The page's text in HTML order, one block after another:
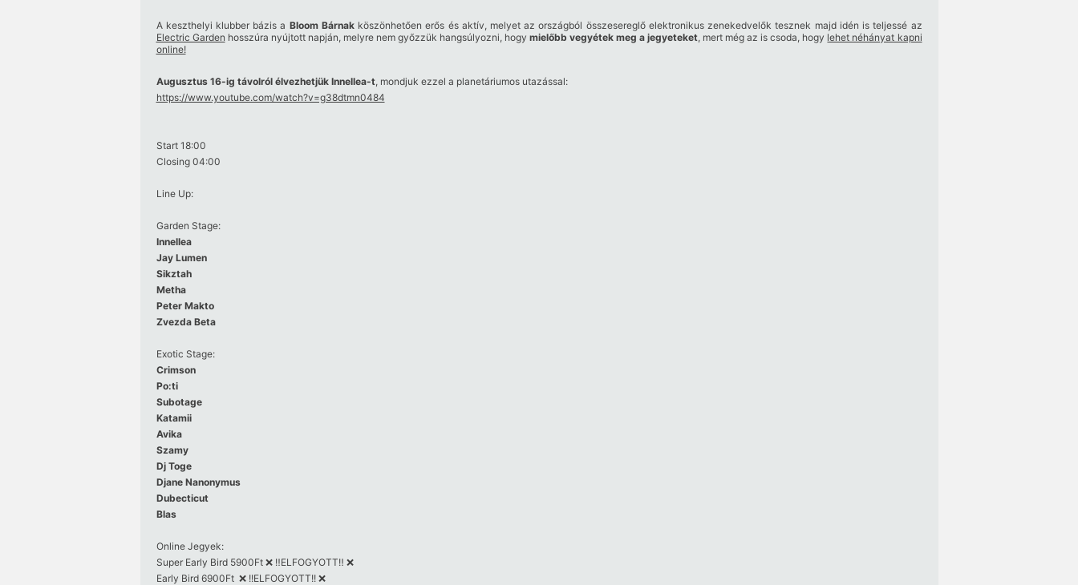
A keszthelyi klubber bázis a Bloom Bárnakköszönhetően erős és aktív, melyet az országból összesereglő elektronikus zenekedvelők tesznek majd idén is teljessé az
Electric Garden hosszúra nyújtott napján, melyre nem győzzük hangsúlyozni, hogy mielőbb vegyétek meg a jegyeteket, mert még az is csoda, hogy lehet néhányat kapni
online!
Augusztus 16-ig távolról élvezhetjük Innellea-t, mondjuk ezzel a planetáriumos utazással:
https://www.youtube.com/watch?v=g38dtmn0484
Start 18:00
Closing 04:00
Line Up:
Garden Stage:
Innellea
Jay Lumen
Sikztah
Metha
Peter Makto
Zvezda Beta
Exotic Stage:
Crimson
Po:ti
Subotage
Katamii
Avika
Szamy
Dj Toge
Djane Nanonymus
Dubecticut
Blas
Online Jegyek:
Super Early Bird 5900Ft ❌ ‼ELFOGYOTT‼ ❌
Early Bird 6900Ft ❌!!ELFOGYOTT!! ❌